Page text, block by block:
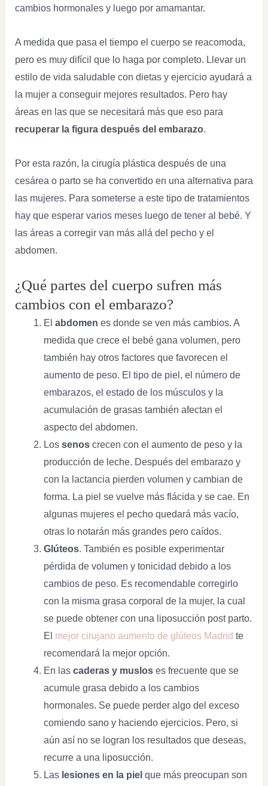
cambios hormonales y luego por amamantar.
A medida que pasa el tiempo el cuerpo se reacomoda,
pero es muy difícil que lo haga por completo. Llevar un
estilo de vida saludable con dietas y ejercicio ayudará a
la mujer a conseguir mejores resultados. Pero hay
áreas en las que se necesitará más que eso para
recuperar la figura después del embarazo.
Por esta razón, la cirugía plástica después de una
cesárea o parto se ha convertido en una alternativa para
las mujeres. Para someterse a este tipo de tratamientos
hay que esperar varios meses luego de tener al bebé. Y
las áreas a corregir van más allá del pecho y el
abdomen.
¿Qué partes del cuerpo sufren más
cambios con el embarazo?
El abdomen es donde se ven más cambios. A
medida que crece el bebé gana volumen, pero
también hay otros factores que favorecen el
aumento de peso. El tipo de piel, el número de
embarazos, el estado de los músculos y la
acumulación de grasas también afectan el
aspecto del abdomen.
Los senoscrecen con el aumento de peso y la
producción de leche. Después del embarazo y
con la lactancia pierden volumen y cambian de
forma. La piel se vuelve más flácida y se cae. En
algunas mujeres el pecho quedará más vacío,
otras lo notarán más grandes pero caídos.
Glúteos. También es posible experimentar
pérdida de volumen y tonicidad debido a los
cambios de peso. Es recomendable corregirlo
con la misma grasa corporal de la mujer, la cual
se puede obtener con una liposucción post parto.
El mejor cirujano aumento de glúteos Madrid te
recomendará la mejor opción.
En las caderas y musloses frecuente que se
acumule grasa debido a los cambios
hormonales. Se puede perder algo del exceso
comiendo sano y haciendo ejercicios. Pero, si
aún así no se logran los resultados que deseas,
recurre a una liposucción.
Las lesiones en la piel que más preocupan son